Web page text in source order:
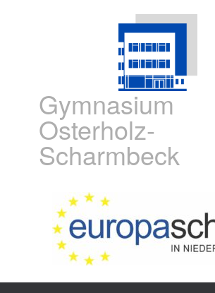
Gymnasium
Osterholz-
Scharmbeck